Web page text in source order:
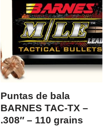
Puntas de bala
BARNES TAC-TX –
.308″ – 110 grains